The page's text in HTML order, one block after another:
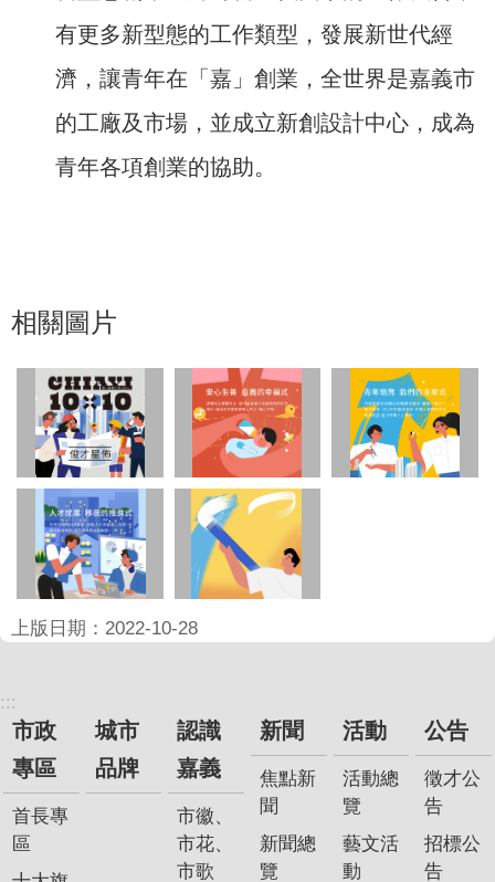
有更多新型態的工作類型，發展新世代經
濟，讓青年在「嘉」創業，全世界是嘉義市
的工廠及市場，並成立新創設計中心，成為
青年各項創業的協助。
相關圖片
上版日期：2022-10-28
:::
市政
專區
首長專
區
城市
品牌
認識
嘉義
市徽、
市花、
市歌
新聞
焦點新
聞
新聞總
覽
活動
活動總
覽
藝文活
動
公告
徵才公
告
招標公
告